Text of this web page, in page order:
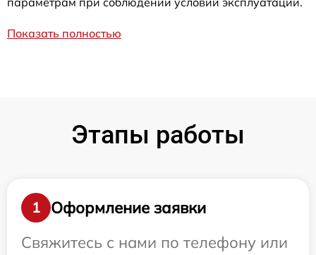
Показать полностью
Этапы работы
1
Оформление заявки
Свяжитесь с нами по телефону или